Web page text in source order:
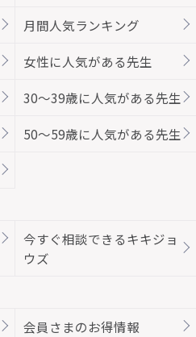
月間人気ランキング
女性に人気がある先生
30～39歳に人気がある先生
50～59歳に人気がある先生
今すぐ相談できるキキジョ
ウズ
会員さまのお得情報